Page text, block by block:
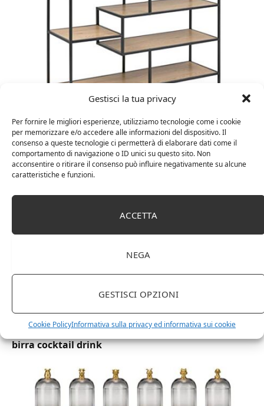
Gestisci la tua privacy
Per fornire le migliori esperienze, utilizziamo tecnologie come i cookie
per memorizzare e/o accedere alle informazioni del dispositivo. Il
consenso a queste tecnologie ci permetterà di elaborare dati come il
comportamento di navigazione o ID unici su questo sito. Non
acconsentire o ritirare il consenso può influire negativamente su alcune
caratteristiche e funzioni.
ACCETTA
NEGA
GESTISCI OPZIONI
Cookie PolicyInformativa sulla privacy ed informativa sui cookie
Amazon Basics Martin – Libreria, 35 x 114 x 78 cm
(Lu x La x A), effetto quercia(In precedenza
marchio Movian)
DOT Horeca Solutions 1000 Bicchieri PET
trasparenti monouso 350 ML tacca 0,3 alta qualità
usa e getta bicchiere riciclabili per acqua bevande
birra cocktail drink